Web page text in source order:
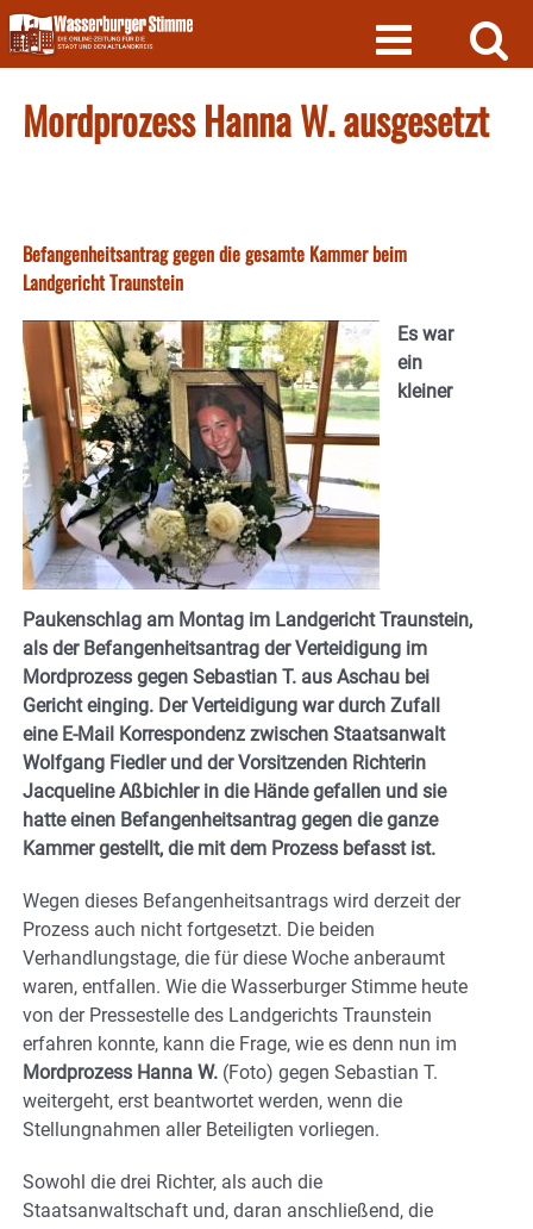
Skip
to
content
Mordprozess Hanna W. ausgesetzt
Befangenheitsantrag gegen die gesamte Kammer beim
Landgericht Traunstein
Es war
ein
kleiner
Paukenschlag am Montag im Landgericht Traunstein,
als der Befangenheitsantrag der Verteidigung im
Mordprozess gegen Sebastian T. aus Aschau bei
Gericht einging. Der Verteidigung war durch Zufall
eine E-Mail Korrespondenz zwischen Staatsanwalt
Wolfgang Fiedler und der Vorsitzenden Richterin
Jacqueline Aßbichler in die Hände gefallen und sie
hatte einen Befangenheitsantrag gegen die ganze
Kammer gestellt, die mit dem Prozess befasst ist.
Wegen dieses Befangenheitsantrags wird derzeit der
Prozess auch nicht fortgesetzt. Die beiden
Verhandlungstage, die für diese Woche anberaumt
waren, entfallen. Wie die Wasserburger Stimme heute
von der Pressestelle des Landgerichts Traunstein
erfahren konnte, kann die Frage, wie es denn nun im
Mordprozess Hanna W. (Foto) gegen Sebastian T.
weitergeht, erst beantwortet werden, wenn die
Stellungnahmen aller Beteiligten vorliegen.
Sowohl die drei Richter, als auch die
Staatsanwaltschaft und, daran anschließend, die